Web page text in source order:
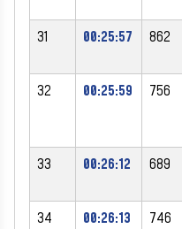
31 00:25:57 862
32 00:25:59 756
33 00:26:12 689
34 00:26:13 746